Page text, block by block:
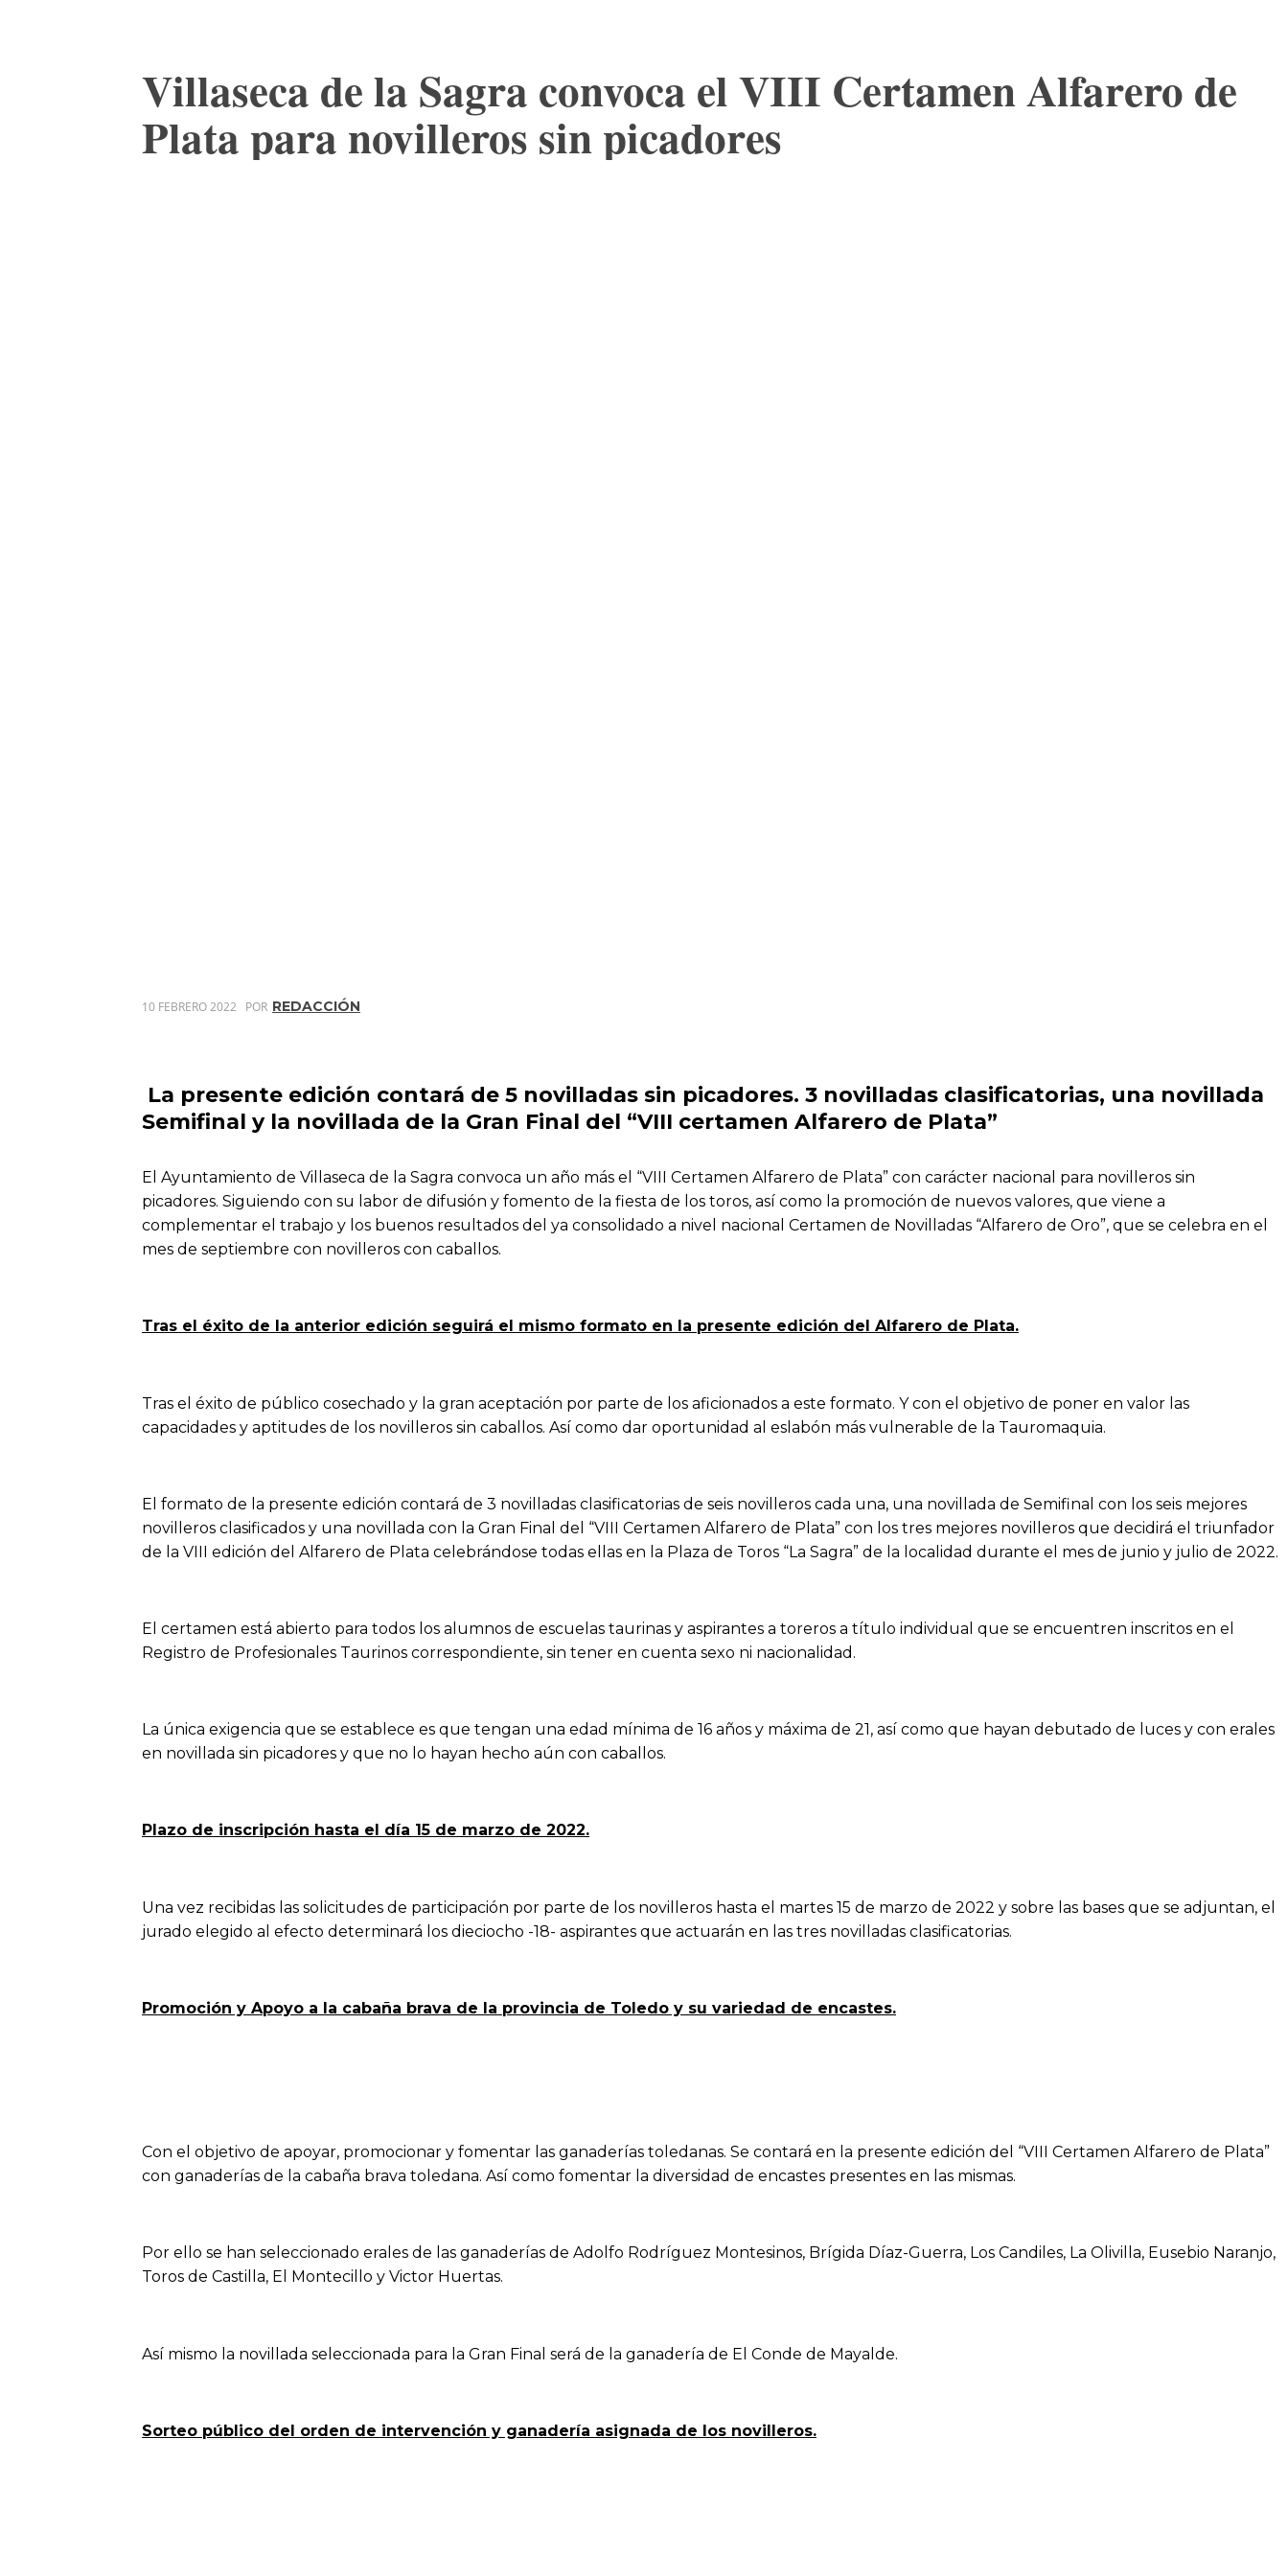
Villaseca de la Sagra convoca el VIII Certamen Alfarero de
Plata para novilleros sin picadores
10 FEBRERO 2022 POR REDACCIÓN
La presente edición contará de 5 novilladas sin picadores. 3 novilladas clasificatorias, una novillada
Semifinal y la novillada de la Gran Final del “VIII certamen Alfarero de Plata”
El Ayuntamiento de Villaseca de la Sagra convoca un año más el “VIII Certamen Alfarero de Plata” con carácter nacional para novilleros sin
picadores. Siguiendo con su labor de difusión y fomento de la fiesta de los toros, así como la promoción de nuevos valores, que viene a
complementar el trabajo y los buenos resultados del ya consolidado a nivel nacional Certamen de Novilladas “Alfarero de Oro”, que se celebra en el
mes de septiembre con novilleros con caballos.
Tras el éxito de la anterior edición seguirá el mismo formato en la presente edición del Alfarero de Plata.
Tras el éxito de público cosechado y la gran aceptación por parte de los aficionados a este formato. Y con el objetivo de poner en valor las
capacidades y aptitudes de los novilleros sin caballos. Así como dar oportunidad al eslabón más vulnerable de la Tauromaquia.
El formato de la presente edición contará de 3 novilladas clasificatorias de seis novilleros cada una, una novillada de Semifinal con los seis mejores
novilleros clasificados y una novillada con la Gran Final del “VIII Certamen Alfarero de Plata” con los tres mejores novilleros que decidirá el triunfador
de la VIII edición del Alfarero de Plata celebrándose todas ellas en la Plaza de Toros “La Sagra” de la localidad durante el mes de junio y julio de 2022.
El certamen está abierto para todos los alumnos de escuelas taurinas y aspirantes a toreros a título individual que se encuentren inscritos en el
Registro de Profesionales Taurinos correspondiente, sin tener en cuenta sexo ni nacionalidad.
La única exigencia que se establece es que tengan una edad mínima de 16 años y máxima de 21, así como que hayan debutado de luces y con erales
en novillada sin picadores y que no lo hayan hecho aún con caballos.
Plazo de inscripción hasta el día 15 de marzo de 2022.
Una vez recibidas las solicitudes de participación por parte de los novilleros hasta el martes 15 de marzo de 2022 y sobre las bases que se adjuntan, el
jurado elegido al efecto determinará los dieciocho -18- aspirantes que actuarán en las tres novilladas clasificatorias.
Promoción y Apoyo a la cabaña brava de la provincia de Toledo y su variedad de encastes.
Con el objetivo de apoyar, promocionar y fomentar las ganaderías toledanas. Se contará en la presente edición del “VIII Certamen Alfarero de Plata”
con ganaderías de la cabaña brava toledana. Así como fomentar la diversidad de encastes presentes en las mismas.
Por ello se han seleccionado erales de las ganaderías de Adolfo Rodríguez Montesinos, Brígida Díaz-Guerra, Los Candiles, La Olivilla, Eusebio Naranjo,
Toros de Castilla, El Montecillo y Victor Huertas.
Así mismo la novillada seleccionada para la Gran Final será de la ganadería de El Conde de Mayalde.
Sorteo público del orden de intervención y ganadería asignada de los novilleros.